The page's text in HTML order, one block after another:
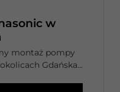
w
montaż pompy
Gdańska...